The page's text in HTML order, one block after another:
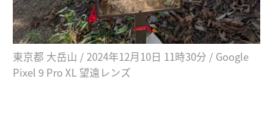
東京都 大岳山 / 2024年12月10日 11時30分 / Google
Pixel 9 Pro XL 望遠レンズ